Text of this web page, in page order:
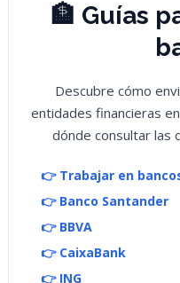
🏦 Guías
Descubre cómo
entidades financieras
dónde consultar las
👉 Trabajar en
👉 Banco Santander
👉 BBVA
👉 CaixaBank
👉 ING